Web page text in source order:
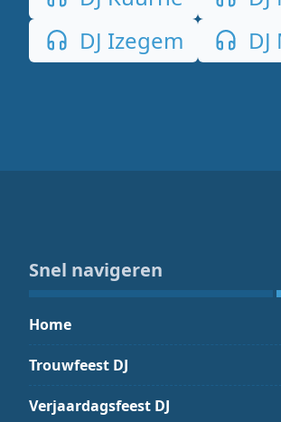
DJ Izegem
Snel navigeren
Home
Trouwfeest DJ
Verjaardagsfeest DJ